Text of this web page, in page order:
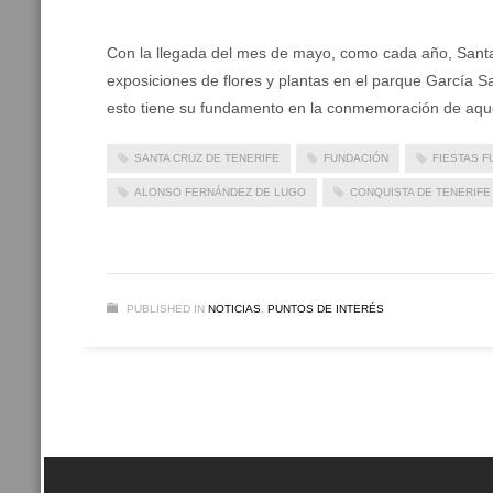
Con la llegada del mes de mayo, como cada año,
exposiciones de flores y plantas en el parque García
esto tiene su fundamento en la conmemoración de
SANTA CRUZ DE TENERIFE FUNDACIÓN FIESTAS
ALONSO FERNÁNDEZ DE LUGO CONQUISTA DE TENERIFE
PUBLISHED IN NOTICIAS, PUNTOS DE INTERÉS